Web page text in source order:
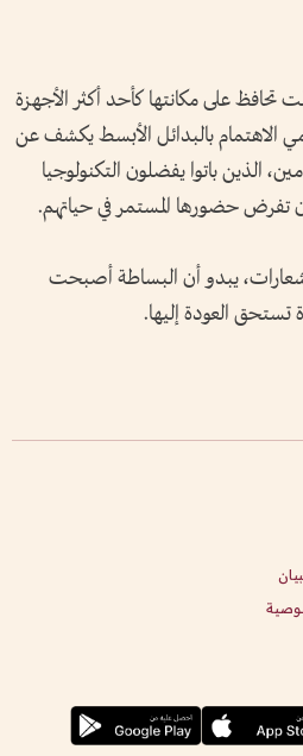
تحافظ على مكانتها كأحد أكثر الأجهزة
الاهتمام بالبدائل الأبسط يكشف عن
الذين باتوا يفضلون التكنولوجيا
تفرض حضورها المستمر في حياتهم.
يبدو أن البساطة أصبحت
تستحق العودة إليها.